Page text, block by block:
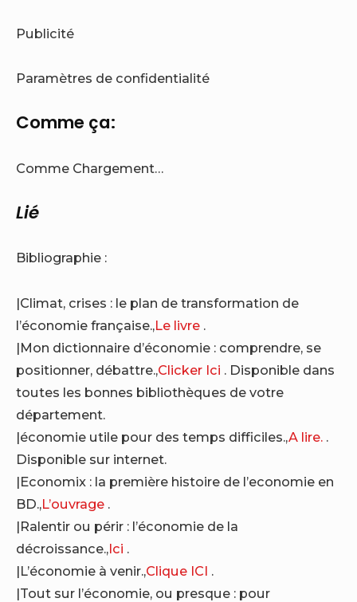
Publicité
Paramètres de confidentialité
Comme ça:
Comme Chargement…
Lié
Bibliographie :
|Climat, crises : le plan de transformation de
l’économie française.,Le livre .
|Mon dictionnaire d’économie : comprendre, se
positionner, débattre.,Clicker Ici . Disponible dans
toutes les bonnes bibliothèques de votre
département.
|économie utile pour des temps difficiles.,A lire. .
Disponible sur internet.
|Economix : la première histoire de l’economie en
BD.,L’ouvrage .
|Ralentir ou périr : l’économie de la
décroissance.,Ici .
|L’économie à venir.,Clique ICI .
|Tout sur l’économie, ou presque : pour